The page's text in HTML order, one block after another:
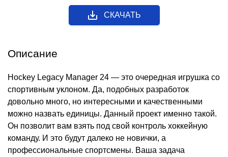
СКАЧАТЬ
Описание
Hockey Legacy Manager 24 — это очередная игрушка со
спортивным уклоном. Да, подобных разработок
довольно много, но интересными и качественными
можно назвать единицы. Данный проект именно такой.
Он позволит вам взять под свой контроль хоккейную
команду. И это будут далеко не новички, а
профессиональные спортсмены. Ваша задача